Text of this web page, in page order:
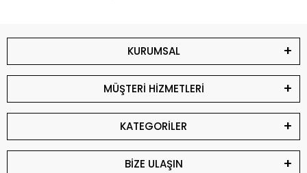
KURUMSAL
MÜŞTERİ HİZMETLERİ
KATEGORİLER
BİZE ULAŞIN